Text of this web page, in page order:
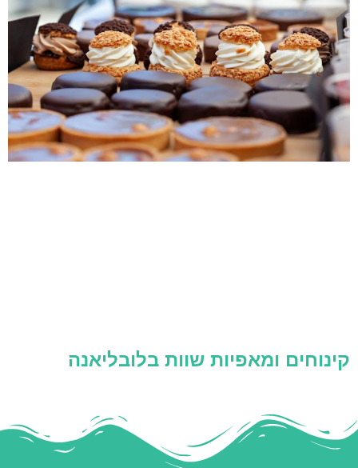
קינוחים ומאפיות שוות בלובליאנה